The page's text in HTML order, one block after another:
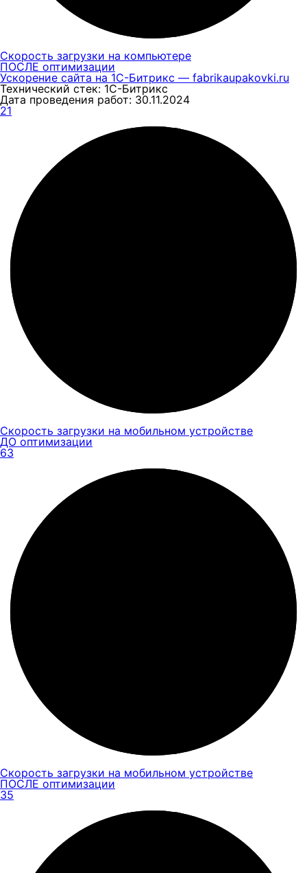
Скорость загрузки на компьютере
ПОСЛЕ оптимизации
Ускорение сайта на 1С-Битрикс — fabrikaupakovki.ru
Технический стек: 1С-Битрикс
Дата проведения работ: 30.11.2024
21
Скорость загрузки на мобильном устройстве
ДО оптимизации
63
Скорость загрузки на мобильном устройстве
ПОСЛЕ оптимизации
35